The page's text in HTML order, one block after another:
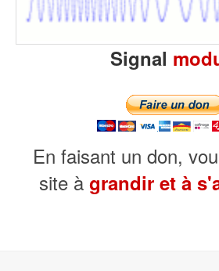
Signal
En faisant un don,
site à grandir et à